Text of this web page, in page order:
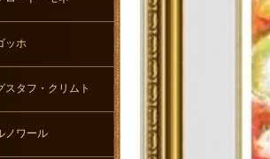
ッホ
スタフ・クリムト
ノワール